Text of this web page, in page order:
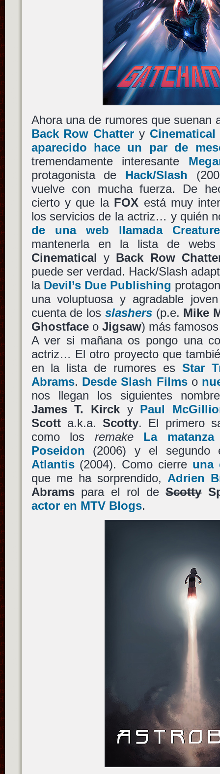
Ahora una de rumores que suenan
Back Row Chatter y Cinematical
aparecido hace un par de
tremendamente interesante
protagonista de Hack/Slash
vuelve con mucha fuerza. De
cierto y que la FOX está muy
los servicios de la actriz… y quién
de una web llamada
mantenerla en la lista de webs
Cinematical y Back Row
puede ser verdad. Hack/Slash
la Devil’s Due Publishing
una voluptuosa y agradable
cuenta de los slashers(p.e. Mike
Ghostfaceo Jigsaw) más
A ver si mañana os pongo una
actriz… El otro proyecto que
en la lista de rumores es Star
Abrams. Desde Slash Filmso
nos llegan los siguientes
James T. Kircky Paul
Scotta.k.a.Scotty. El primero
como los remake
La
Poseidon (2006) y el
Atlantis(2004). Como cierre una
que me ha sorprendido, Adrien
Abramspara el rol deScotty
actor en MTV Blogs.